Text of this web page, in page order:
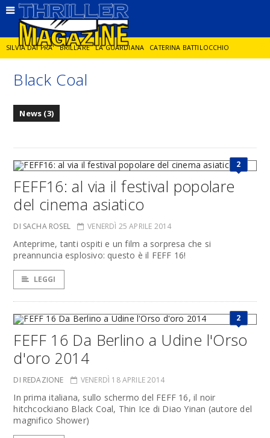
SILVIA DAI PRA' BRILLARE LA GUARDIANA CATERINA BATTILOCCHIO
JORGE DIAZ LA SPIA DELITTO IN CORNICE
Black Coal
News (3)
2
FEFF16: al via il festival popolare
del cinema asiatico
DI SACHA ROSEL VENERDÌ 25 APRILE 2014
Anteprime, tanti ospiti e un film a sorpresa che si
preannuncia esplosivo: questo è il FEFF 16!
LEGGI
2
FEFF 16 Da Berlino a Udine l'Orso
d'oro 2014
DI REDAZIONE VENERDÌ 18 APRILE 2014
In prima italiana, sullo schermo del FEFF 16, il noir
hitchcockiano Black Coal, Thin Ice di Diao Yinan (autore del
magnifico Shower)